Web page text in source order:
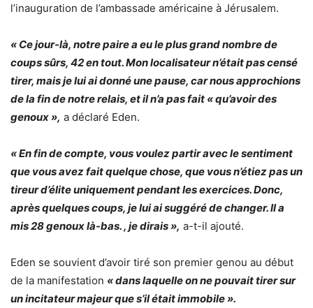
l’inauguration de l’ambassade américaine à Jérusalem.
« Ce jour-là, notre paire a eu le plus grand nombre de
coups sûrs, 42 en tout. Mon localisateur n’était pas censé
tirer, mais je lui ai donné une pause, car nous approchions
de la fin de notre relais, et il n’a pas fait « qu’avoir des
genoux », a déclaré Eden.
« En fin de compte, vous voulez partir avec le sentiment
que vous avez fait quelque chose, que vous n’étiez pas un
tireur d’élite uniquement pendant les exercices. Donc,
après quelques coups, je lui ai suggéré de changer. Il a
mis 28 genoux là-bas. , je dirais », a-t-il ajouté.
Eden se souvient d’avoir tiré son premier genou au début
de la manifestation « dans laquelle on ne pouvait tirer sur
un incitateur majeur que s’il était immobile ».